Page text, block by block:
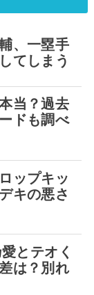
、一塁手
てしまう
当？過去
ドも調べ
ップキッ
キの悪さ
とテオく
は？別れ